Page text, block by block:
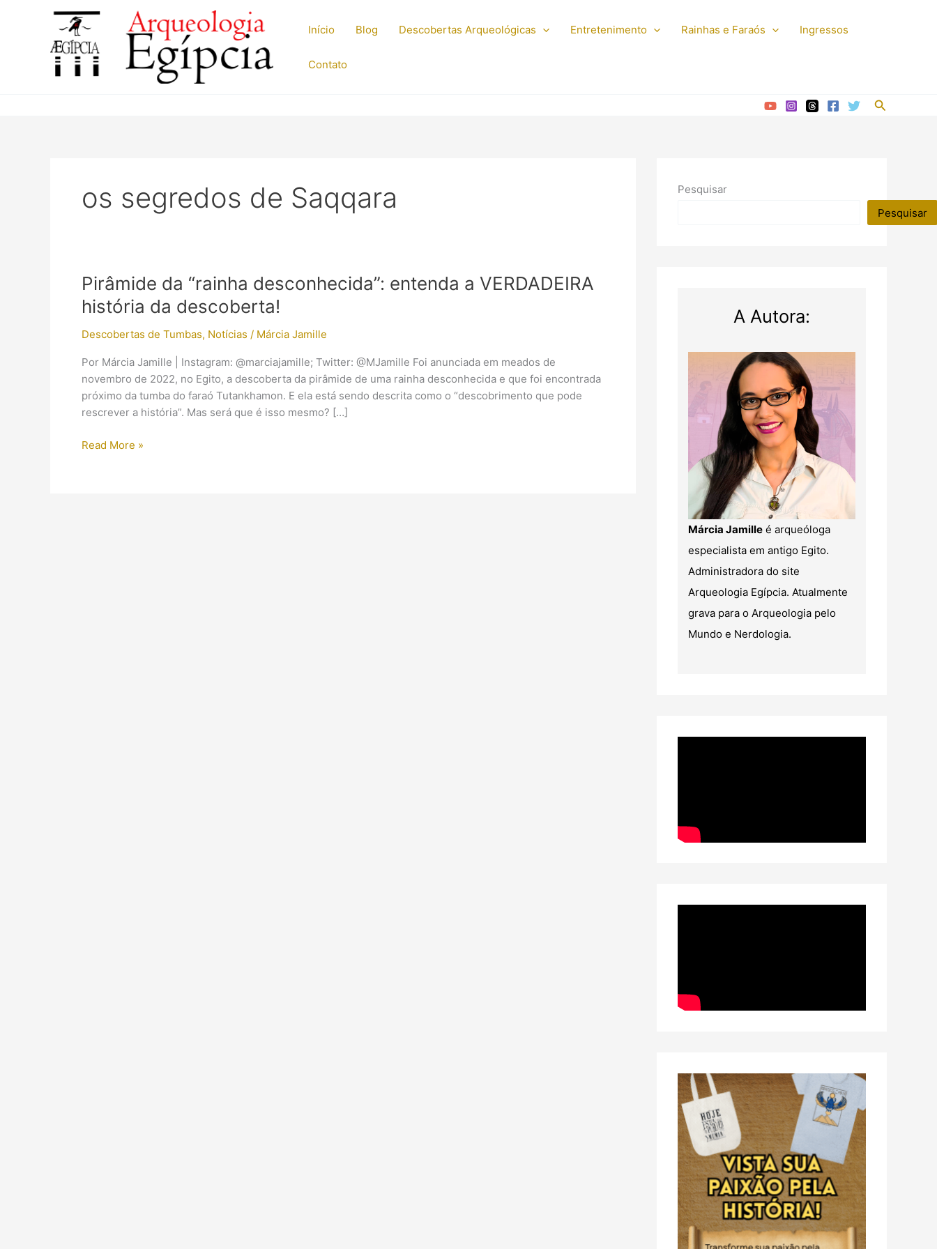
Início Blog Descobertas Arqueológicas Entretenimento Rainhas e Faraós Ingressos
Contato
Pesquisar
os segredos de Saqqara
Pirâmide da “rainha desconhecida”: entenda a VERDADEIRA
história da descoberta!
Descobertas de Tumbas, Notícias / Márcia Jamille
Por Márcia Jamille | Instagram: @marciajamille; Twitter: @MJamille Foi anunciada em meados de
novembro de 2022, no Egito, a descoberta da pirâmide de uma rainha desconhecida e que foi encontrada
próximo da tumba do faraó Tutankhamon. E ela está sendo descrita como o “descobrimento que pode
rescrever a história”. Mas será que é isso mesmo? […]
Pirâmide
Read More »
Pesquisar
Pesquisar
A Autora:
Márcia Jamille é arqueóloga
especialista em antigo Egito.
Administradora do site
Arqueologia Egípcia. Atualmente
grava para o Arqueologia pelo
Mundo e Nerdologia.